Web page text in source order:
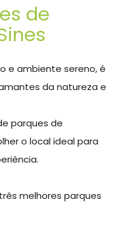
de
e ambiente sereno, é
da natureza e
parques de
o local ideal para
melhores parques